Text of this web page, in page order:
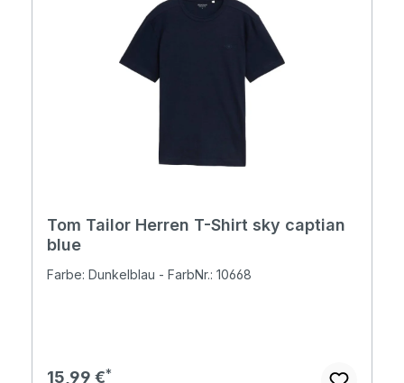
Tom Tailor Herren T-Shirt sky captian
blue
Farbe: Dunkelblau - FarbNr.: 10668
Regulärer Preis:
15,99 €